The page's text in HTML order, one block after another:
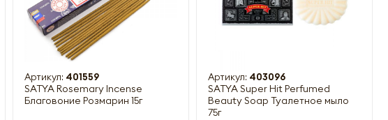
Артикул: 401559
SATYA Rosemary Incense
Благовоние Розмарин 15г
Артикул: 403096
SATYA Super Hit Perfumed
Beauty Soap Туалетное мыло
75г